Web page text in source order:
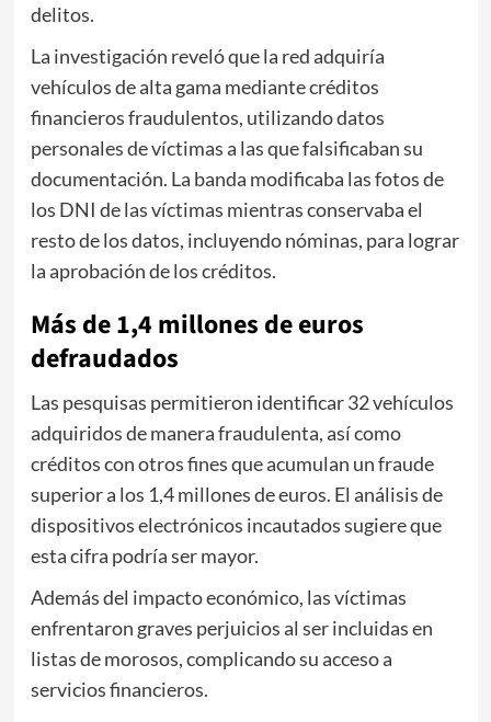
delitos.
La investigación reveló que la red adquiría
vehículos de alta gama mediante créditos
financieros fraudulentos, utilizando datos
personales de víctimas a las que falsificaban su
documentación. La banda modificaba las fotos de
los DNI de las víctimas mientras conservaba el
resto de los datos, incluyendo nóminas, para lograr
la aprobación de los créditos.
Más de 1,4 millones de euros
defraudados
Las pesquisas permitieron identificar 32 vehículos
adquiridos de manera fraudulenta, así como
créditos con otros fines que acumulan un fraude
superior a los 1,4 millones de euros. El análisis de
dispositivos electrónicos incautados sugiere que
esta cifra podría ser mayor.
Además del impacto económico, las víctimas
enfrentaron graves perjuicios al ser incluidas en
listas de morosos, complicando su acceso a
servicios financieros.